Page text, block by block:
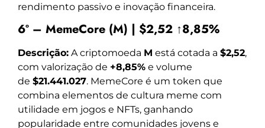
rendimento passivo e inovação financeira.
6º – MemeCore (M) | $2,52 ↑8,85%
Descrição: A criptomoeda M está cotada a $2,52,
com valorização de +8,85% e volume
de $21.441.027. MemeCore é um token que
combina elementos de cultura meme com
utilidade em jogos e NFTs, ganhando
popularidade entre comunidades jovens e